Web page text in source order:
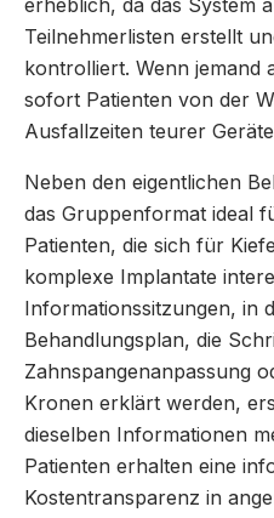
erheblich, da das System
Teilnehmerlisten erstellt
kontrolliert. Wenn jemand
sofort Patienten von der
Ausfallzeiten teurer
Neben den eigentlichen
das Gruppenformat ideal
Patienten, die sich für
komplexe Implantate
Informationssitzungen, in
Behandlungsplan, die
Zahnspangenanpassung
Kronen erklärt werden,
dieselben Informationen
Patienten erhalten eine
Kostentransparenz in